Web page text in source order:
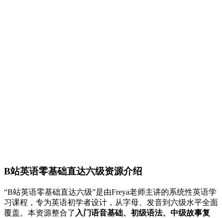
B站英语零基础直达六级资源介绍
“B站英语零基础直达六级”是由Freya老师主讲的系统性英语学
习课程，专为英语初学者设计，从字母、发音到六级水平全面
覆盖。本资源整合了 入门语音基础、初级语法、中级故事复